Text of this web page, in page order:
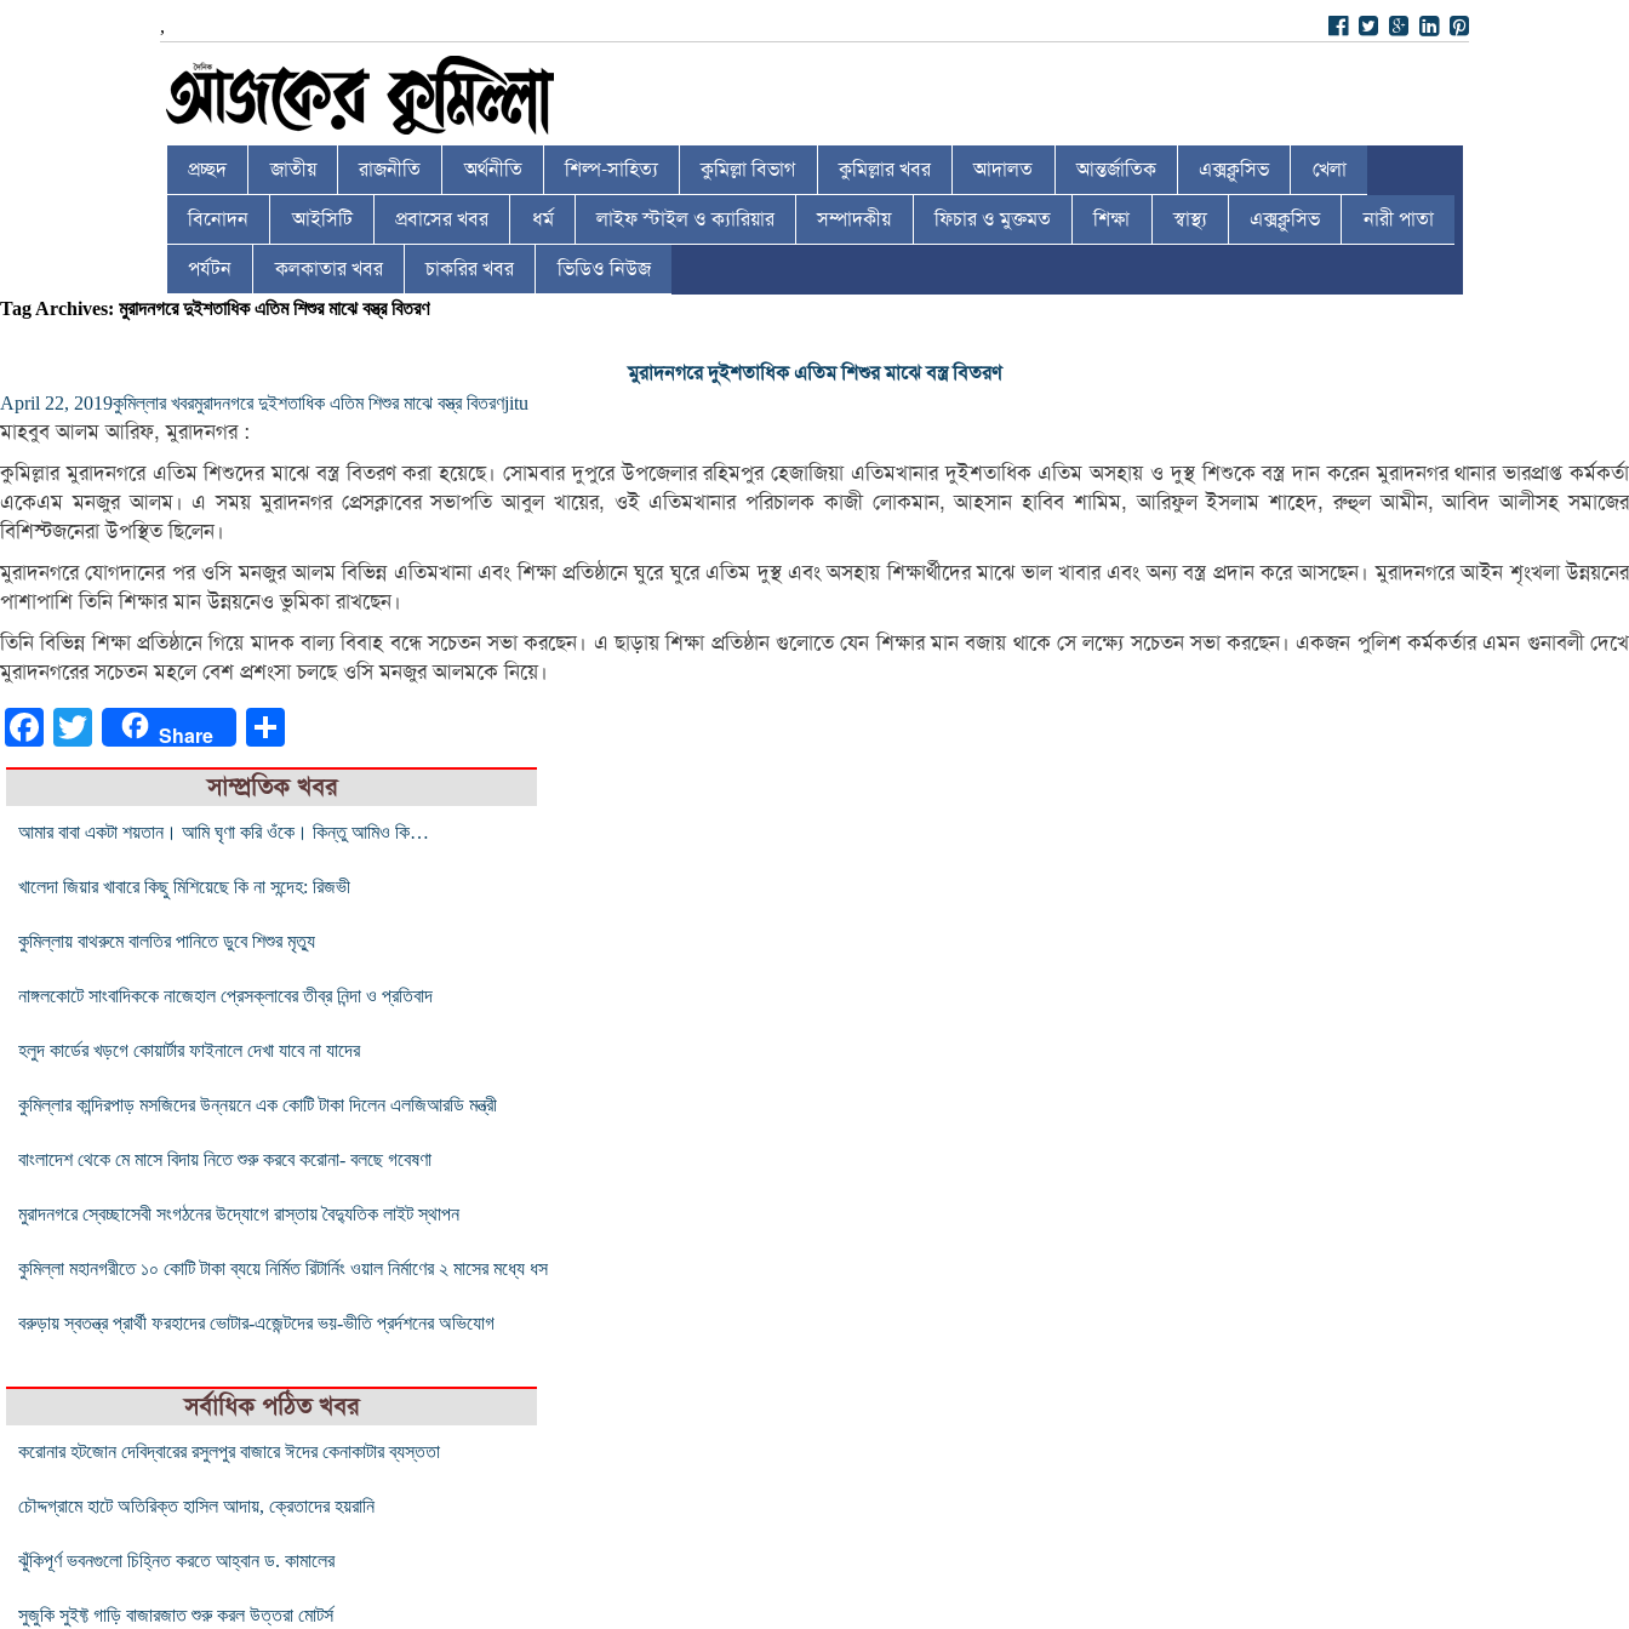
,
প্রচ্ছদ জাতীয় রাজনীতি অর্থনীতি শিল্প-সাহিত্য কুমিল্লা বিভাগ কুমিল্লার খবর আদালত আন্তর্জাতিক এক্সক্লুসিভ খেলা
বিনোদন আইসিটি প্রবাসের খবর ধর্ম লাইফ স্টাইল ও ক্যারিয়ার সম্পাদকীয় ফিচার ও মুক্তমত শিক্ষা স্বাস্থ্য এক্সক্লুসিভ নারী পাতা
পর্যটন কলকাতার খবর চাকরির খবর ভিডিও নিউজ
Tag Archives: মুরাদনগরে দুইশতাধিক এতিম শিশুর মাঝে বস্ত্র বিতরণ
মুরাদনগরে দুইশতাধিক এতিম শিশুর মাঝে বস্ত্র বিতরণ
April 22, 2019কুমিল্লার খবরমুরাদনগরে দুইশতাধিক এতিম শিশুর মাঝে বস্ত্র বিতরণjitu
মাহবুব আলম আরিফ, মুরাদনগর :
কুমিল্লার মুরাদনগরে এতিম শিশুদের মাঝে বস্ত্র বিতরণ করা হয়েছে। সোমবার দুপুরে উপজেলার রহিমপুর হেজাজিয়া এতিমখানার দুইশতাধিক এতিম অসহায় ও দুস্থ শিশুকে বস্ত্র দান করেন মুরাদনগর থানার ভারপ্রাপ্ত কর্মকর্তা
একেএম মনজুর আলম। এ সময় মুরাদনগর প্রেসক্লাবের সভাপতি আবুল খায়ের, ওই এতিমখানার পরিচালক কাজী লোকমান, আহসান হাবিব শামিম, আরিফুল ইসলাম শাহেদ, রুহুল আমীন, আবিদ আলীসহ সমাজের
বিশিস্টজনেরা উপস্থিত ছিলেন।
মুরাদনগরে যোগদানের পর ওসি মনজুর আলম বিভিন্ন এতিমখানা এবং শিক্ষা প্রতিষ্ঠানে ঘুরে ঘুরে এতিম দুস্থ এবং অসহায় শিক্ষার্থীদের মাঝে ভাল খাবার এবং অন্য বস্ত্র প্রদান করে আসছেন। মুরাদনগরে আইন শৃংখলা উন্নয়নের
পাশাপাশি তিনি শিক্ষার মান উন্নয়নেও ভুমিকা রাখছেন।
তিনি বিভিন্ন শিক্ষা প্রতিষ্ঠানে গিয়ে মাদক বাল্য বিবাহ বন্ধে সচেতন সভা করছেন। এ ছাড়ায় শিক্ষা প্রতিষ্ঠান গুলোতে যেন শিক্ষার মান বজায় থাকে সে লক্ষ্যে সচেতন সভা করছেন। একজন পুলিশ কর্মকর্তার এমন গুনাবলী দেখে
মুরাদনগরের সচেতন মহলে বেশ প্রশংসা চলছে ওসি মনজুর আলমকে নিয়ে।
FacebookTwitter Share
সাম্প্রতিক খবর
আমার বাবা একটা শয়তান। আমি ঘৃণা করি ওঁকে। কিন্তু আমিও কি…
খালেদা জিয়ার খাবারে কিছু মিশিয়েছে কি না সন্দেহ: রিজভী
কুমিল্লায় বাথরুমে বালতির পানিতে ডুবে শিশুর মৃত্যু
নাঙ্গলকোটে সাংবাদিককে নাজেহাল প্রেসক্লাবের তীব্র নিন্দা ও প্রতিবাদ
হলুদ কার্ডের খড়গে কোয়ার্টার ফাইনালে দেখা যাবে না যাদের
কুমিল্লার কান্দিরপাড় মসজিদের উন্নয়নে এক কোটি টাকা দিলেন এলজিআরডি মন্ত্রী
বাংলাদেশ থেকে মে মাসে বিদায় নিতে শুরু করবে করোনা- বলছে গবেষণা
মুরাদনগরে স্বেচ্ছাসেবী সংগঠনের উদ্যোগে রাস্তায় বৈদ্যুতিক লাইট স্থাপন
কুমিল্লা মহানগরীতে ১০ কোটি টাকা ব্যয়ে নির্মিত রিটার্নিং ওয়াল নির্মাণের ২ মাসের মধ্যে ধস
বরুড়ায় স্বতন্ত্র প্রার্থী ফরহাদের ভোটার-এজেন্টদের ভয়-ভীতি প্রর্দশনের অভিযোগ
সর্বাধিক পঠিত খবর
করোনার হটজোন দেবিদ্বারের রসুলপুর বাজারে ঈদের কেনাকাটার ব্যস্ততা
চৌদ্দগ্রামে হাটে অতিরিক্ত হাসিল আদায়, ক্রেতাদের হয়রানি
ঝুঁকিপূর্ণ ভবনগুলো চিহ্নিত করতে আহ্বান ড. কামালের
সুজুকি সুইফ্ট গাড়ি বাজারজাত শুরু করল উত্তরা মোটর্স